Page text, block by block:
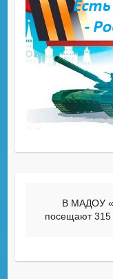
В МАДОУ
посещают 315